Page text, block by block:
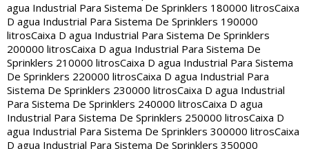
agua Industrial Para Sistema De Sprinklers 180000 litrosCaixa
D agua Industrial Para Sistema De Sprinklers 190000
litrosCaixa D agua Industrial Para Sistema De Sprinklers
200000 litrosCaixa D agua Industrial Para Sistema De
Sprinklers 210000 litrosCaixa D agua Industrial Para Sistema
De Sprinklers 220000 litrosCaixa D agua Industrial Para
Sistema De Sprinklers 230000 litrosCaixa D agua Industrial
Para Sistema De Sprinklers 240000 litrosCaixa D agua
Industrial Para Sistema De Sprinklers 250000 litrosCaixa D
agua Industrial Para Sistema De Sprinklers 300000 litrosCaixa
D agua Industrial Para Sistema De Sprinklers 350000